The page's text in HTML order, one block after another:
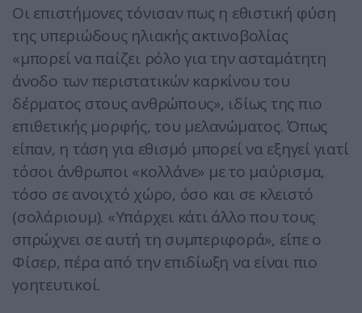
Οι επιστήμονες τόνισαν πως η εθιστική φύση
της υπεριώδους ηλιακής ακτινοβολίας
«μπορεί να παίζει ρόλο για την ασταμάτητη
άνοδο των περιστατικών καρκίνου του
δέρματος στους ανθρώπους», ιδίως της πιο
επιθετικής μορφής, του μελανώματος. Όπως
είπαν, η τάση για εθισμό μπορεί να εξηγεί γιατί
τόσοι άνθρωποι «κολλάνε» με το μαύρισμα,
τόσο σε ανοιχτό χώρο, όσο και σε κλειστό
(σολάριουμ). «Υπάρχει κάτι άλλο που τους
σπρώχνει σε αυτή τη συμπεριφορά», είπε ο
Φίσερ, πέρα από την επιδίωξη να είναι πιο
γοητευτικοί.